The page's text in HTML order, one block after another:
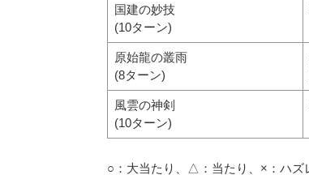
国建の妙技
(10ターン)
原始龍の叢雨
(8ターン)
風雲の神剣
(10ターン)
○：大当たり、△：当たり、×：ハズ